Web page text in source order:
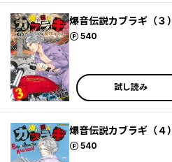
爆音伝説カブラギ（３）
540
ポイント
試し読み
爆音伝説カブラギ（４）
540
ポイント